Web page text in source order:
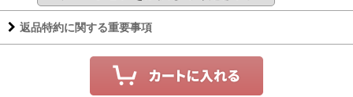
返品特約に関する重要事項